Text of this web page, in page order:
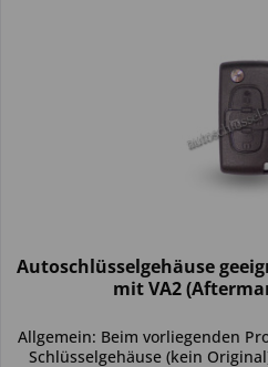
Autoschlüsselgehäuse
mit VA2
Allgemein: Beim vorliegenden
Schlüsselgehäuse (kein